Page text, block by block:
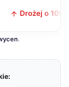
Drożej o 109
.